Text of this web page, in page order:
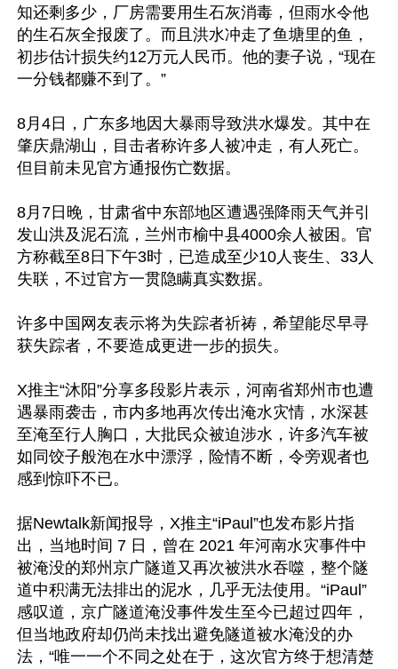
知还剩多少，厂房需要用生石灰消毒，但雨水令他
的生石灰全报废了。而且洪水冲走了鱼塘里的鱼，
初步估计损失约12万元人民币。他的妻子说，“现在
一分钱都赚不到了。”
8月4日，广东多地因大暴雨导致洪水爆发。其中在
肇庆鼎湖山，目击者称许多人被冲走，有人死亡。
但目前未见官方通报伤亡数据。
8月7日晚，甘肃省中东部地区遭遇强降雨天气并引
发山洪及泥石流，兰州市榆中县4000余人被困。官
方称截至8日下午3时，已造成至少10人丧生、33人
失联，不过官方一贯隐瞒真实数据。
许多中国网友表示将为失踪者祈祷，希望能尽早寻
获失踪者，不要造成更进一步的损失。
X推主“沐阳”分享多段影片表示，河南省郑州市也遭
遇暴雨袭击，市内多地再次传出淹水灾情，水深甚
至淹至行人胸口，大批民众被迫涉水，许多汽车被
如同饺子般泡在水中漂浮，险情不断，令旁观者也
感到惊吓不已。
据Newtalk新闻报导，X推主“iPaul”也发布影片指
出，当地时间 7 日，曾在 2021 年河南水灾事件中
被淹没的郑州京广隧道又再次被洪水吞噬，整个隧
道中积满无法排出的泥水，几乎无法使用。“iPaul”
感叹道，京广隧道淹没事件发生至今已超过四年，
但当地政府却仍尚未找出避免隧道被水淹没的办
法，“唯一一个不同之处在于，这次官方终于想清楚